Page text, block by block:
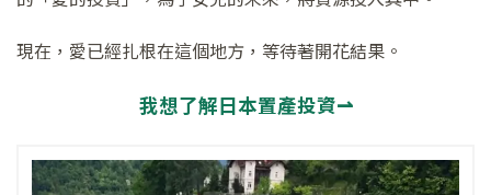
現在，愛已經扎根在這個地方，等待著開花結果。
我想了解日本置產投資⇀